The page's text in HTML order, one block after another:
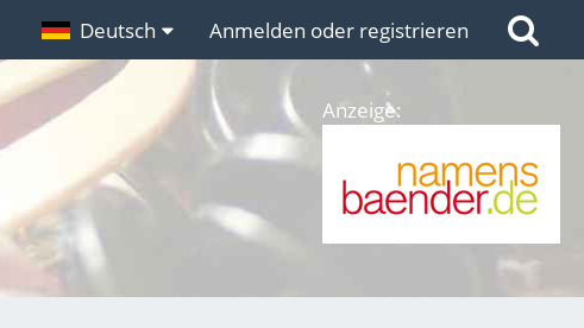
Lexikon Links
Deutsch Anmelden oder registrieren
Anzeige: